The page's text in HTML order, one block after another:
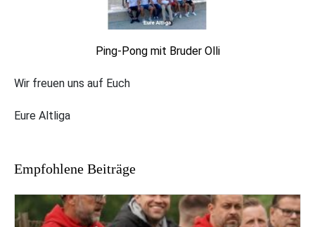
Ping-Pong mit Bruder Olli
Wir freuen uns auf Euch
Eure Altliga
Empfohlene Beiträge